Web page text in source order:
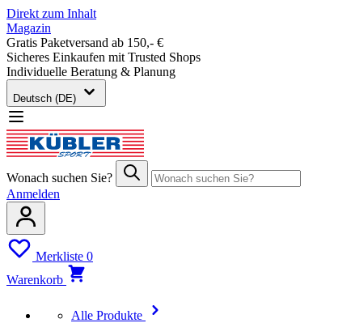
Direkt zum Inhalt
Magazin
Gratis Paketversand ab 150,- €
Sicheres Einkaufen mit Trusted Shops
Individuelle Beratung & Planung
Deutsch (DE)
Wonach suchen Sie?
Anmelden
Merkliste 0
Warenkorb
Alle Produkte